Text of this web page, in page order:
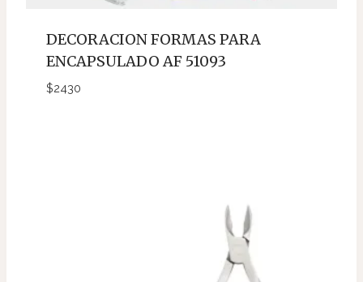
DECORACION FORMAS PARA
ENCAPSULADO AF 51093
$2430